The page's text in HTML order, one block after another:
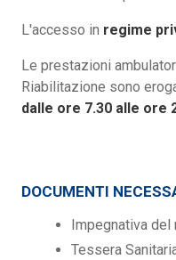
L'accesso in regime
Le prestazioni
Riabilitazione sono
dalle ore 7.30 alle ore
DOCUMENTI
Impegnativa del
Tessera